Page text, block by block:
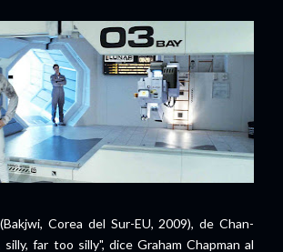
Corea del Sur-EU, 2009), de Chan-
silly, far too silly", dice Graham Chapman al